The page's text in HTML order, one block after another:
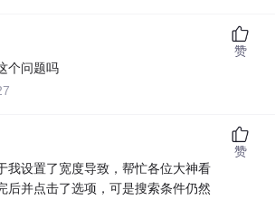
个问题吗
赞
我设置了宽度导致，帮忙各位大神看
后并点击了选项，可是搜索条件仍然
赞